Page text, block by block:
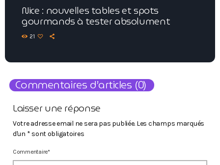
Nice : nouvelles tables et spots
gourmands à tester absolument
21
Commentaires d’articles (0)
Laisser une réponse
Votre adresse email ne sera pas publiée. Les champs marqués
d'un * sont obligatoires
Commentaire*